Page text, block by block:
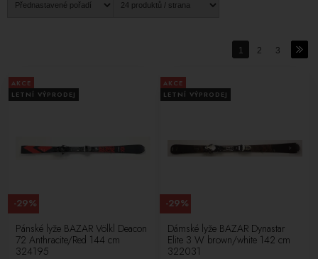
1 2 3
AKCE
LETNÍ VÝPRODEJ
Pánské lyže BAZAR Völkl Deacon
72 Anthracite/Red 144 cm
324195
-29%
AKCE
LETNÍ VÝPRODEJ
Dámské lyže BAZAR Dynastar
Elite 3 W brown/white 142 cm
322031
-29%